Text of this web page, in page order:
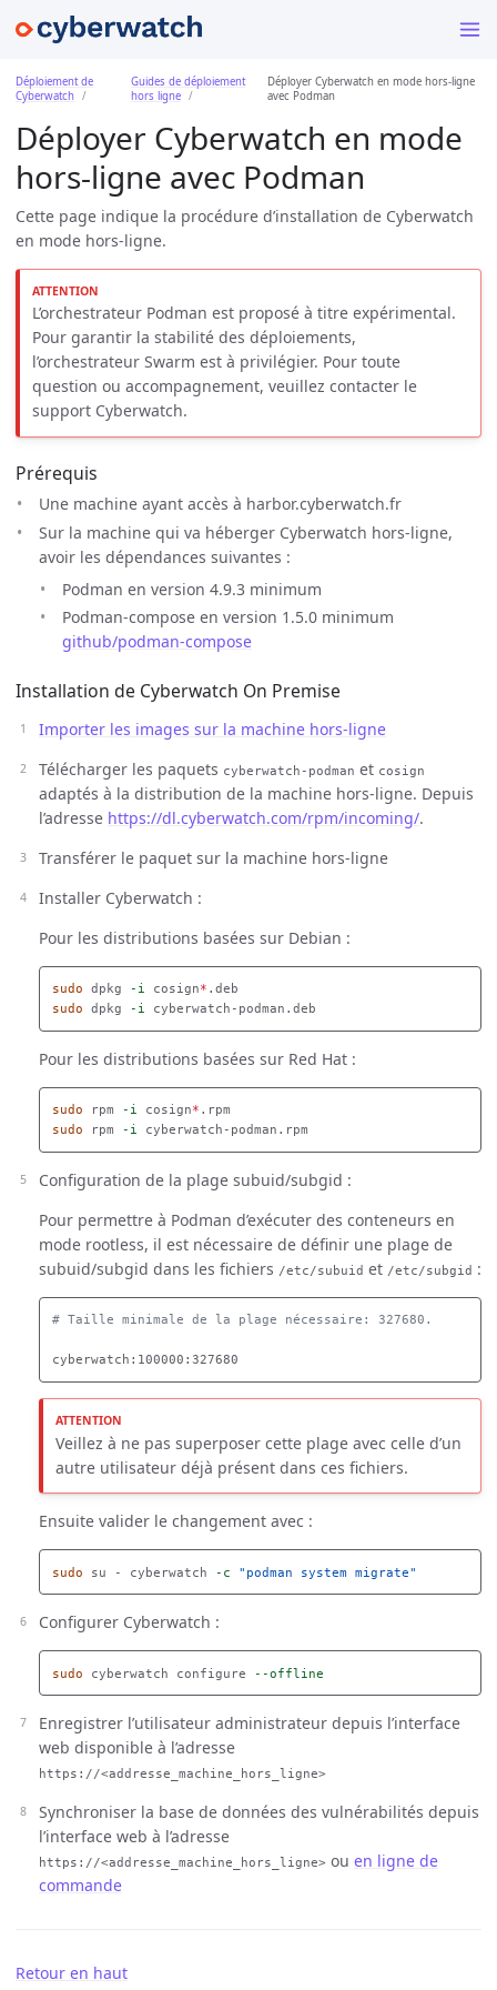
Déploiement de
Cyberwatch
Guides de déploiement
hors ligne
Déployer Cyberwatch en mode hors-ligne
avec Podman
Déployer Cyberwatch en mode
hors-ligne avec Podman
Cette page indique la procédure d’installation de Cyberwatch
en mode hors-ligne.
L’orchestrateur Podman est proposé à titre expérimental.
Pour garantir la stabilité des déploiements,
l’orchestrateur Swarm est à privilégier. Pour toute
question ou accompagnement, veuillez contacter le
support Cyberwatch.
Prérequis
Une machine ayant accès à harbor.cyberwatch.fr
Sur la machine qui va héberger Cyberwatch hors-ligne,
avoir les dépendances suivantes :
Podman en version 4.9.3 minimum
Podman-compose en version 1.5.0 minimum
github/podman-compose
Installation de Cyberwatch On Premise
Importer les images sur la machine hors-ligne
Télécharger les paquets cyberwatch-podman et cosign
adaptés à la distribution de la machine hors-ligne. Depuis
l’adresse https://dl.cyberwatch.com/rpm/incoming/.
Transférer le paquet sur la machine hors-ligne
Installer Cyberwatch :
Pour les distributions basées sur Debian :
sudo dpkg -i cosign*
sudo dpkg -i
Pour les distributions basées sur Red Hat :
sudo rpm -i cosign*
sudo
rpm -i
Configuration de la plage subuid/subgid :
Pour permettre à Podman d’exécuter des conteneurs en
mode rootless, il est nécessaire de définir une plage de
subuid/subgid dans les fichiers /etc/subuid et /etc/subgid :
# Taille minimale de la plage nécessaire: 327680.
Veillez à ne pas superposer cette plage avec celle d’un
autre utilisateur déjà présent dans ces fichiers.
Ensuite valider le changement avec :
sudo su - cyberwatch -c "podman system migrate"
Configurer Cyberwatch :
sudo cyberwatch configure --offline
Enregistrer l’utilisateur administrateur depuis l’interface
web disponible à l’adresse
https://<addresse_machine_hors_ligne>
Synchroniser la base de données des vulnérabilités depuis
l’interface web à l’adresse
https://<addresse_machine_hors_ligne> ou en ligne de
commande
Retour en haut